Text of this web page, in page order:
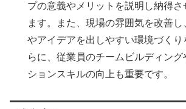
プの意義やメリットを説明し納得さ
ます。また、現場の雰囲気を改善
やアイデアを出しやすい環境づくり
らに、従業員のチームビルディン
ションスキルの向上も重要です。